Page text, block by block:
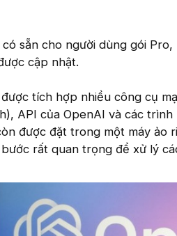
sẵn cho người dùng gói
cập nhật.
được tích hợp nhiều công cụ
API của OpenAI và các
được đặt trong một máy ảo
rất quan trọng để xử lý